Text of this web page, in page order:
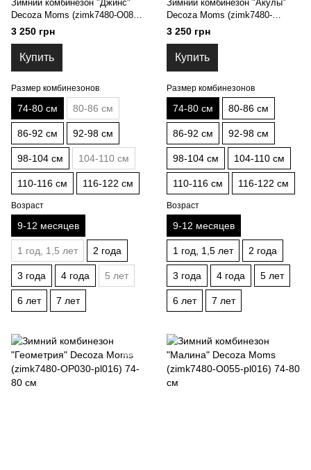
Зимний комбинезон "Джинс"
Decoza Moms (zimk7480-O088-
pl016) 74-80 см
3 250 грн
Купить
Размер комбинезонов
74-80 см 80-86 см
86-92 см 92-98 см
98-104 см 104-110 см
110-116 см 116-122 см
Возраст
9-12 месяцев
1 год, 1,5 лет 2 года
3 года 4 года 5 лет
6 лет 7 лет
Зимний комбинезон "Акулы"
Decoza Moms (zimk7480-
ОР038-pl016) 74-80 см
3 250 грн
Купить
Размер комбинезонов
74-80 см 80-86 см
86-92 см 92-98 см
98-104 см 104-110 см
110-116 см 116-122 см
Возраст
9-12 месяцев
1 год, 1,5 лет 2 года
3 года 4 года 5 лет
6 лет 7 лет